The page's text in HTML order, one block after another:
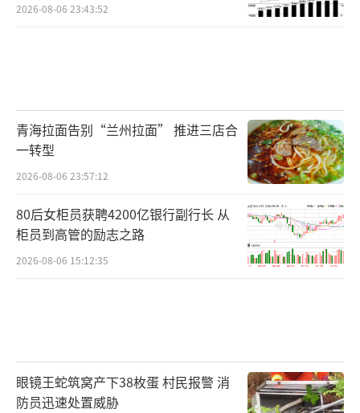
2026-08-06 23:43:52
青海拉面告别“兰州拉面” 推进三店合
一转型
2026-08-06 23:57:12
80后女柜员获聘4200亿银行副行长 从
柜员到高管的励志之路
2026-08-06 15:12:35
眼镜王蛇筑窝产下38枚蛋 村民报警 消
防员迅速处置威胁